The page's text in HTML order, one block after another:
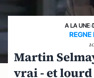
A LA UNE›
REGNE
Martin
vrai - et